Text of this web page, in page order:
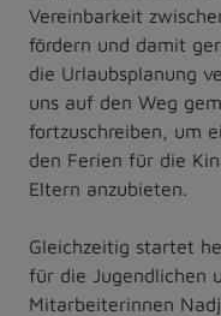
Vereinbarkeit
fördern und damit
die Urlaubsplanung
uns auf den Weg
fortzuschreiben, um
den Ferien für die
Eltern anzubieten.
Gleichzeitig startet
für die Jugendlichen
Mitarbeiterinnen